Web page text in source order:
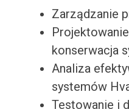
Zarządzanie
konserwacja
Analiza
systemów
Testowanie i